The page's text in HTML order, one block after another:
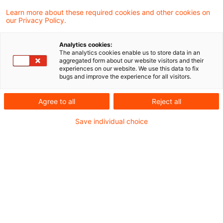
2021 in Abzug gebrachter
Investitionsabzugsbetrag für eine im Jahr
2022 tatsächlich erworbene und nach § 3 Nr.
72 des Einkommensteuergesetzes (EStG)
steuerbefreite Photovoltaikanlage allein
Steuerbefreiung gemäß § 7g Abs. 3 Satz 1
EStG im Jahr 2021 rückgängig zu machen ist.
Learn more about these required cookies and other cookies on
our Privacy Policy.
Analytics cookies:
The analytics cookies enable us to store data in an
aggregated form about our website visitors and their
experiences on our website. We use this data to fix
bugs and improve the experience for all visitors.
Agree to all Reject all
Save individual choice